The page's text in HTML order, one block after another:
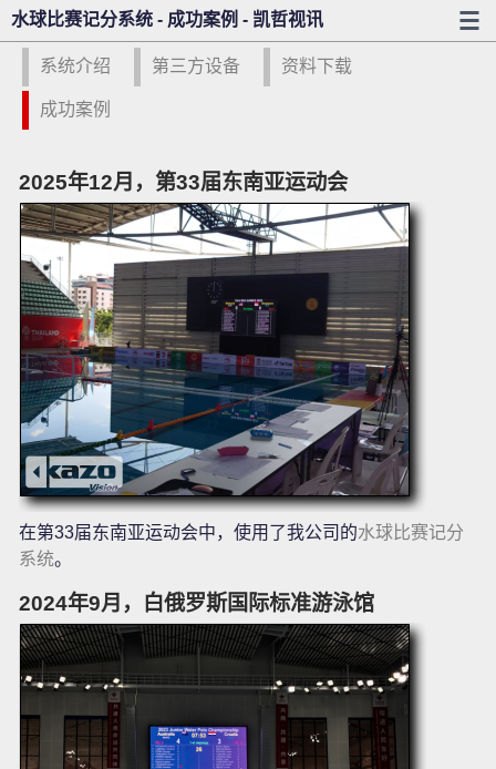
水球比赛记分系统 - 成功案例 - 凯哲视讯
系统介绍 第三方设备 资料下载
成功案例
2025年12月，第33届东南亚运动会
在第33届东南亚运动会中，使用了我公司的水球比赛记分
系统。
2024年9月，白俄罗斯国际标准游泳馆